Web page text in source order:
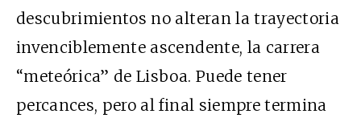
descubrimientos no alteran la trayectoria
invenciblemente ascendente, la carrera
“meteórica” de Lisboa. Puede tener
percances, pero al final siempre termina